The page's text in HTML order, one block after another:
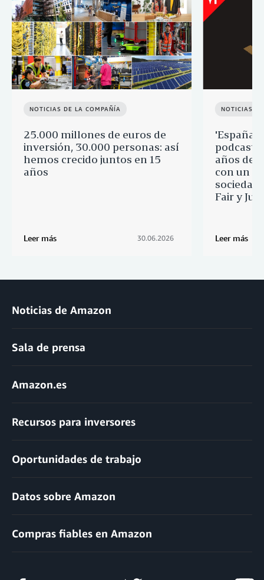
NOTICIAS DE LA COMPAÑÍA
25.000 millones de euros de
inversión, 30.000 personas: así
hemos crecido juntos en 15
años
Leer más 30.06.2026
NOTICIAS
'España
podcast
años de
con un
sociedad
Fair y
Leer más
Noticias de Amazon
Sala de prensa
Amazon.es
Recursos para inversores
Oportunidades de trabajo
Datos sobre Amazon
Compras fiables en Amazon